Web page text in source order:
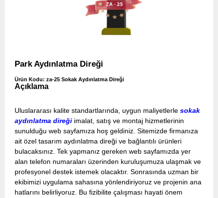
Park Aydınlatma Direği
Ürün Kodu: za-25 Sokak Aydınlatma Direği
Açıklama
Uluslararası kalite standartlarında, uygun maliyetlerle sokak
aydınlatma direği imalat, satış ve montaj hizmetlerinin
sunulduğu web sayfamıza hoş geldiniz. Sitemizde firmanıza
ait özel tasarım aydınlatma direği ve bağlantılı ürünleri
bulacaksınız. Tek yapmanız gereken web sayfamızda yer
alan telefon numaraları üzerinden kuruluşumuza ulaşmak ve
profesyonel destek istemek olacaktır. Sonrasında uzman bir
ekibimizi uygulama sahasına yönlendiriyoruz ve projenin ana
hatlarını belirliyoruz. Bu fizibilite çalışması hayati önem